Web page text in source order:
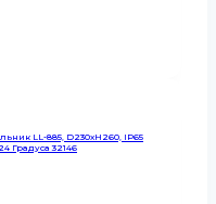
LL-885, D230xH260, IP65
Градуса 32146